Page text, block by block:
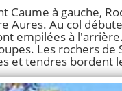
Caume à gauche,
Aures. Au col
empilées à
Les rochers
et tendres bordent